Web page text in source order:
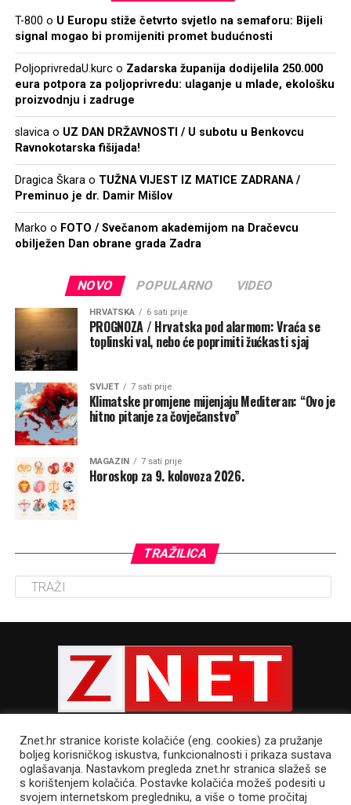
T-800 o U Europu stiže četvrto svjetlo na semaforu: Bijeli
signal mogao bi promijeniti promet budućnosti
PoljoprivredaU.kurco Zadarska županija dodijelila 250.000
eura potpora za poljoprivredu: ulaganje u mlade, ekološku
proizvodnju i zadruge
slavicao UZ DAN DRŽAVNOSTI / U subotu u Benkovcu
Ravnokotarska fišijada!
Dragica Škarao TUŽNA VIJEST IZ MATICE ZADRANA /
Preminuo je dr. Damir Mišlov
Marko o FOTO / Svečanom akademijom na Dračevcu
obilježen Dan obrane grada Zadra
NOVO POPULARNO VIDEO
HRVATSKA 6 sati prije
PROGNOZA / Hrvatska pod alarmom: Vraća se
toplinski val, nebo će poprimiti žućkasti sjaj
SVIJET 7 sati prije
Klimatske promjene mijenjaju Mediteran: “Ovo je
hitno pitanje za čovječanstvo”
MAGAZIN 7 sati prije
Horoskop za 9. kolovoza 2026.
TRAŽILICA
POLITIKA PRIVATNOSTI UVJETI KORIŠTENJA
IMPRESSUM
Znet.hr stranice koriste kolačiće (eng. cookies) za pružanje
boljeg korisničkog iskustva, funkcionalnosti i prikaza sustava
oglašavanja. Nastavkom pregleda znet.hr stranica slažeš se
s korištenjem kolačića. Postavke kolačića možeš podesiti u
svojem internetskom pregledniku, a više o tome pročitaj